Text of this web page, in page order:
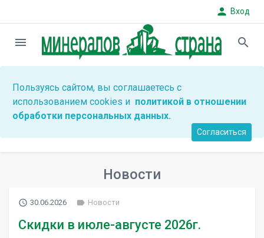
person Вход
menu search
Пользуясь сайтом, вы соглашаетесь с
использованием cookies и политикой в отношении
обработки персональных данных.
Согласиться
Новости
access_time 30.06.2026 label Новости
Скидки в июле-августе 2026г.